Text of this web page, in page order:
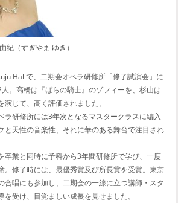
紀（すぎやま ゆき）
Hallで、二期会オペラ研修所「修了試演会」に
。高橋は『ばらの騎士』のゾフィーを、杉山は
演じて、高く評価されました。
ラ研修所には3年次となるマスタークラスに編入
と天性の音楽性、それに華のある舞台で注目され
卒業と同時に予科から3年間研修所で学び、一度
。修了時には、最優秀賞及び所長賞を受賞。東京
合唱にも参加し、二期会の一線に立つ講師・スタ
を受け、目覚ましい成長を見せました。